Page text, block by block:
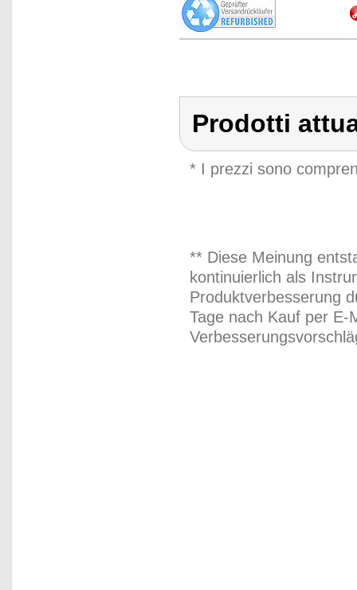
Prodotti
* I prezzi sono
** Diese Meinung
kontinuierlich als
Produktverbesserung
Tage nach Kauf per E-